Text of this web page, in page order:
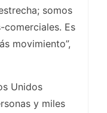
somos
Es
movimiento”,
Unidos
y miles